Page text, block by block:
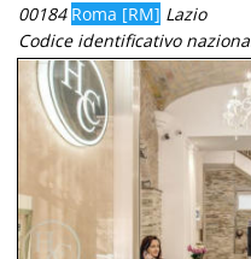
00184 Roma [RM] Lazio
Codice identificativo